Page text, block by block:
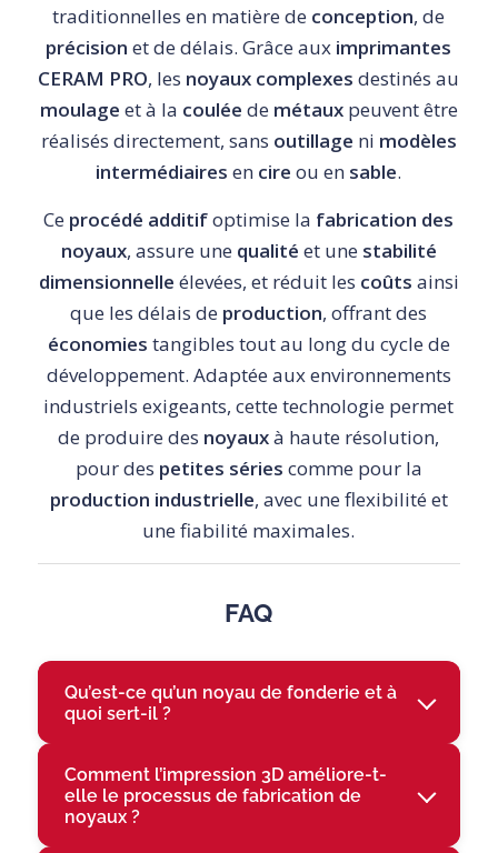
traditionnelles en matière de conception, de
précision et de délais. Grâce aux imprimantes
CERAM PRO, les noyaux complexes destinés au
moulage et à la coulée de métauxpeuvent être
réalisés directement, sans outillage ni modèles
intermédiaires en cire ou en sable.
Ce procédé additifoptimise la fabrication des
noyaux, assure une qualité et une stabilité
dimensionnelle élevées, et réduit les coûts ainsi
que les délais de production, offrant des
économies tangibles tout au long du cycle de
développement. Adaptée aux environnements
industriels exigeants, cette technologie permet
de produire des noyauxà haute résolution,
pour des petites séries comme pour la
production industrielle, avec une flexibilité et
une fiabilité maximales.
FAQ
Qu’est-ce qu’un noyau de fonderie et à
quoi sert-il ?
Comment l’impression 3D améliore-t-
elle le processus de fabrication de
noyaux ?